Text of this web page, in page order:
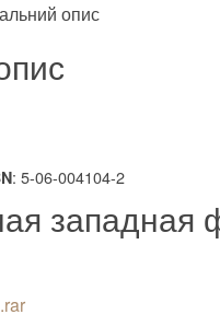
опис
: 5-06-004104-2
западная